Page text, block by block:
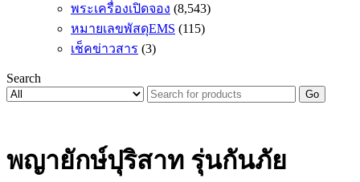
พระเครื่องเปิดจอง (8,543)
หมายเลขพัสดุEMS (115)
เช็คข่าวสาร (3)
Search
Go
พญายักษ์ปุริสาท รุ่นกันภัย